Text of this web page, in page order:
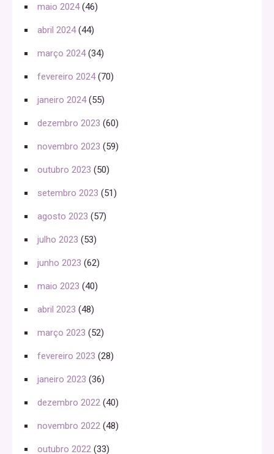
maio 2024(46)
abril 2024(44)
março 2024(34)
fevereiro 2024(70)
janeiro 2024(55)
dezembro 2023 (60)
novembro 2023 (59)
outubro 2023 (50)
setembro 2023 (51)
agosto 2023 (57)
julho 2023 (53)
junho 2023 (62)
maio 2023 (40)
abril 2023 (48)
março 2023 (52)
fevereiro 2023 (28)
janeiro 2023 (36)
dezembro 2022 (40)
novembro 2022 (48)
outubro 2022 (33)